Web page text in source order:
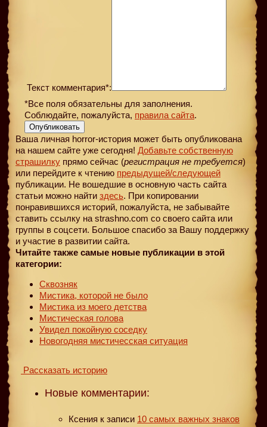
Текст комментария*:
*Все поля обязательны для заполнения.
Соблюдайте, пожалуйста, правила сайта.
Опубликовать
Ваша личная horror-история может быть опубликована
на нашем сайте уже сегодня! Добавьте собственную
страшилку прямо сейчас (регистрация не требуется)
или перейдите к чтению предыдущей/следующей
публикации. Не вошедшие в основную часть сайта
статьи можно найти здесь. При копировании
понравившихся историй, пожалуйста, не забывайте
ставить ссылку на strashno.com со своего сайта или
группы в соцсети. Большое спасибо за Вашу поддержку
и участие в развитии сайта.
Читайте также самые новые публикации в этой
категории:
Сквозняк
Мистика, которой не было
Мистика из моего детства
Мистическая голова
Увидел покойную соседку
Новогодняя мистичесская ситуация
Рассказать историю
Новые комментарии:
Ксения к записи 10 самых важных знаков